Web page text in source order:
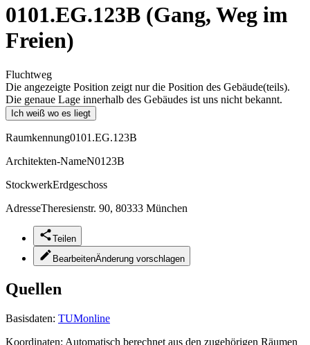
0101.EG.123B (Gang, Weg im
Freien)
Fluchtweg
Die angezeigte Position zeigt nur die Position des Gebäude(teils).
Die genaue Lage innerhalb des Gebäudes ist uns nicht bekannt.
Ich weiß wo es liegt
Raumkennung0101.EG.123B
Architekten-NameN0123B
StockwerkErdgeschoss
AdresseTheresienstr. 90, 80333 München
Teilen
BearbeitenÄnderung vorschlagen
Quellen
Basisdaten: TUMonline
Koordinaten: Automatisch berechnet aus den zugehörigen Räumen